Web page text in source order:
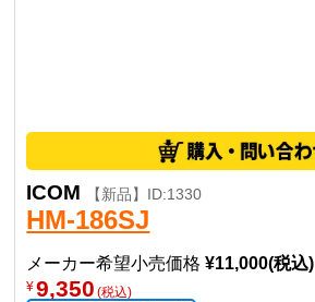
ICOM 【新品】ID:1330
HM-186SJ
メーカー希望小売価格¥11,000(税込)
¥9,350 (税込)